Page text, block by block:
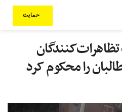
حمایت
را محکوم کرد